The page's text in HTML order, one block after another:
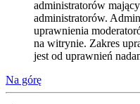
administratorów
administratorów.
uprawnienia
na witrynie. Zakres
jest od uprawnień
Na górę